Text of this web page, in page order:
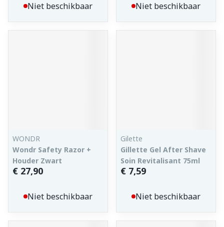
Niet beschikbaar Niet beschikbaar
WONDR
Wondr Safety Razor +
Houder Zwart
€ 27,90
Niet beschikbaar
Gilette
Gillette Gel After Shave
Soin Revitalisant 75ml
€ 7,59
Niet beschikbaar